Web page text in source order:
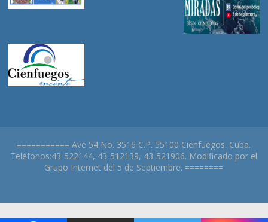
=========== Ave 54 No. 3516 C.P. 55100 Cienfuegos. Cuba.
Teléfonos:43-522144, 43-512139, 43-521906. Modificado por el
Grupo Internet del 5 de Septiembre. ========